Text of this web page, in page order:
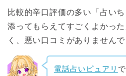
比較的辛口評価の多い「占い
添ってもらえてすごくよかっ
く、悪い口コミがありませんで
電話占いピュアリ